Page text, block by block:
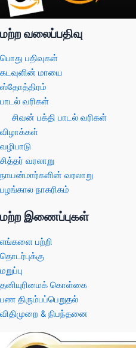
மற்ற வலைப்பதிவு
பொது பதிவுகள்
கடவுளின் மாயை
ஸ்தோத்திரம்
பாடல் வரிகள்
சிவன் பக்தி பாடல் வரிகள்
விழாக்கள்
வழிபாடு
சித்தர் வரலாறு
நாயன்மார்களின் வரலாறு
பழங்கால நாகரிகம்
மற்ற இணைப்புகள்
எங்களை பற்றி
தொடர்புக்கு
மறுப்பு
தனியுரிமைக் கொள்கை
பண திரும்பப்பெறுதல்
விதிமுறை & நிபந்தனை